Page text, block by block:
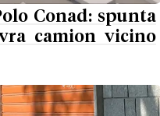
Conad: spunta
camion vicino